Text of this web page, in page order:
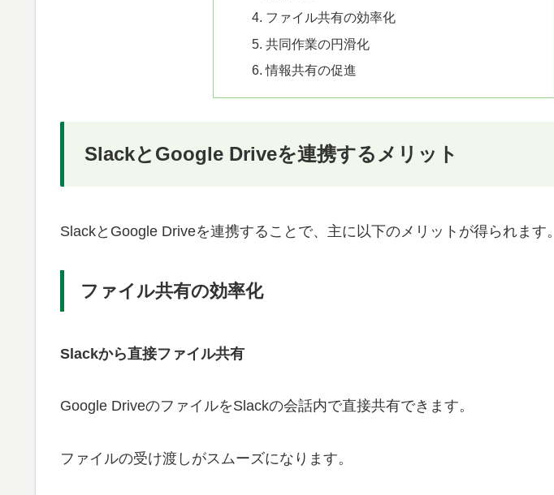
ファイル共有の効率化
共同作業の円滑化
情報共有の促進
SlackとGoogle Driveを連携するメリット
SlackとGoogle Driveを連携することで、主に以下のメリットが得られます。
ファイル共有の効率化
Slackから直接ファイル共有
Google DriveのファイルをSlackの会話内で直接共有できます。
ファイルの受け渡しがスムーズになります。